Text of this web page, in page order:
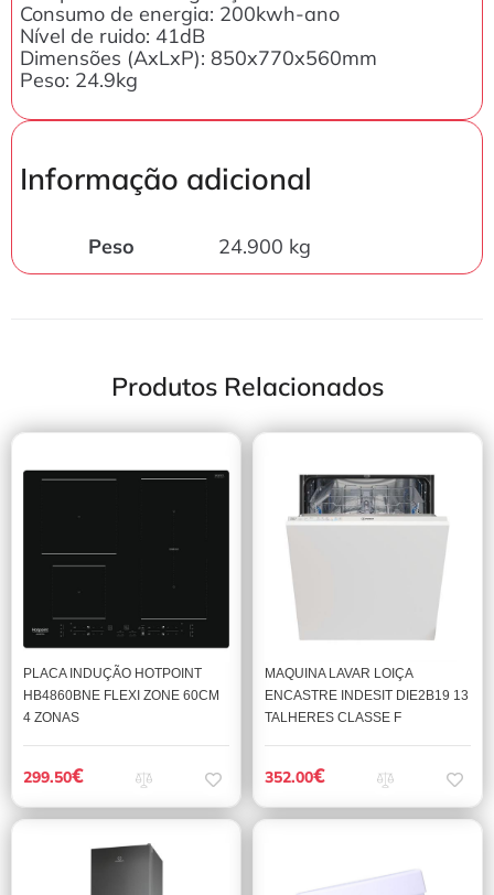
Consumo de energia: 200kwh-ano
Nível de ruido: 41dB
Dimensões (AxLxP): 850x770x560mm
Peso: 24.9kg
Informação adicional
Peso 24.900 kg
Produtos Relacionados
PLACA INDUÇÃO HOTPOINT
HB4860BNE FLEXI ZONE 60CM
4 ZONAS
299.50€
MAQUINA LAVAR LOIÇA
ENCASTRE INDESIT DIE2B19 13
TALHERES CLASSE F
352.00€